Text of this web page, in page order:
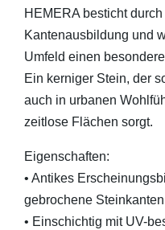
HEMERA besticht
Kantenausbildung und
Umfeld einen
Ein kerniger Stein, der
auch in urbanen
zeitlose Flächen sorgt.
Eigenschaften:
• Antikes
gebrochene Steinkanten
• Einschichtig mit UV-